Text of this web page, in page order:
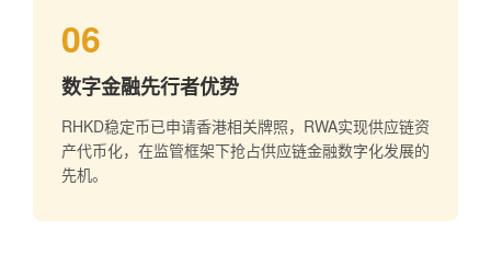
06
数字金融先行者优势
RHKD稳定币已申请香港相关牌照，RWA实现供应链资
产代币化，在监管框架下抢占供应链金融数字化发展的
先机。